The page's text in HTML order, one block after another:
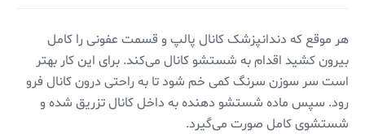
هر موقع که دندانپزشک کانال پالپ و قسمت عفونی را کامل
بیرون کشید اقدام به شستشو کانال می‌کند. برای این کار بهتر
است سر سوزن سرنگ کمی خم شود تا به راحتی درون کانال فرو
رود. سپس ماده شستشو دهنده به داخل کانال تزریق شده و
شستشوی کامل صورت می‌گیرد.